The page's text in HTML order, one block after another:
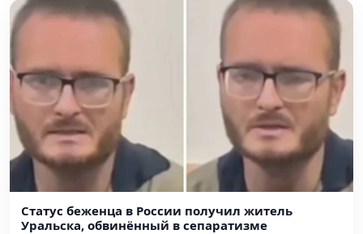
Статус беженца в России получил житель
Уральска, обвинённый в сепаратизме